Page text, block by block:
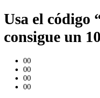
Usa el
consigue un
00
00
00
00